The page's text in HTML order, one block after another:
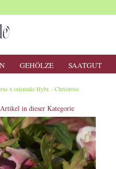
GEHÖLZE SAATGUT
x orientalis Hybr. - Christrose
in dieser Kategorie